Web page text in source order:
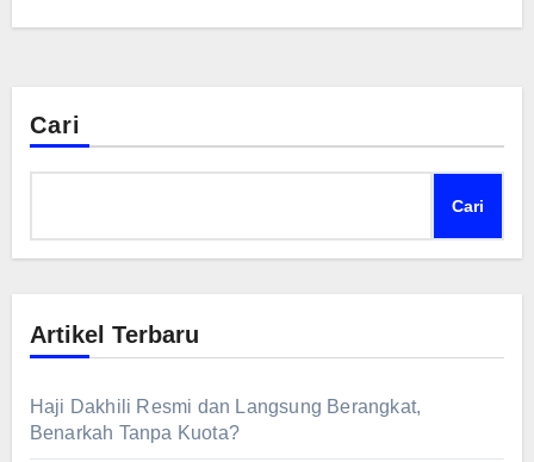
Cari
Cari
Artikel Terbaru
Haji Dakhili Resmi dan Langsung Berangkat,
Benarkah Tanpa Kuota?